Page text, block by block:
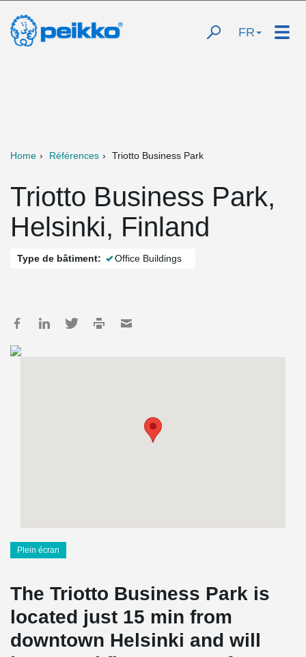
FR
Home Références Triotto Business Park
Triotto Business Park,
Helsinki, Finland
Type de bâtiment: Office Buildings
Plein écran
The Triotto Business Park is
located just 15 min from
downtown Helsinki and will